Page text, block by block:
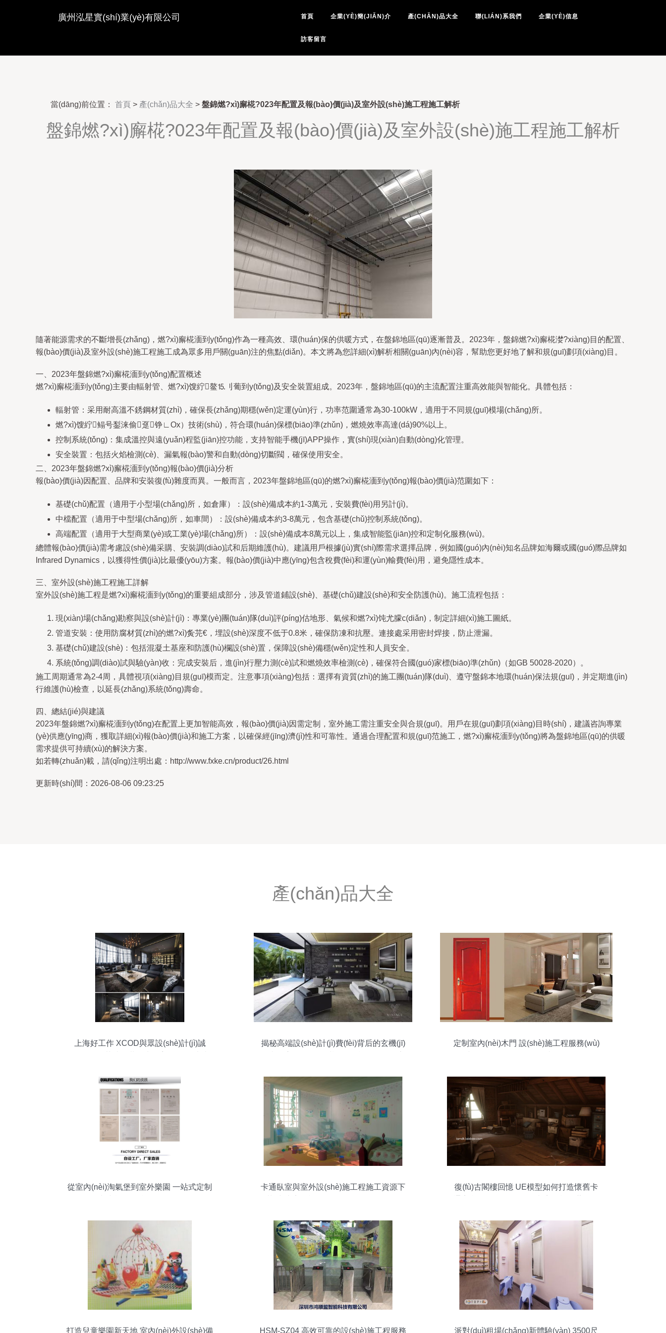
美日无码电影AV-美少妇激情论坛-美腿av影院在线观-美腿丝袜五月天-美腿丝袜中文
字幕-美腿丝袜中文字幕一区-美腿玉足五月天-蜜桃aAV网站-蜜桃AV69-蜜桃av99
廣州泓星實(shí)業(yè)有限公司 首頁 企業(YÈ)簡(JIǍN)介 產(CHǍN)品大全 聯(LIÁN)系我們 企業(YÈ)信息
訪客留言
當(dāng)前位置： 首頁 > 產(chǎn)品大全 > 盤錦燃?xì)廨椛?023年配置及報(bào)價(jià)及室外設(shè)施工程施工解析
盤錦燃?xì)廨椛?023年配置及報(bào)價(jià)及室外設(shè)施工程施工解析
隨著能源需求的不斷增長(zhǎng)，燃?xì)廨椛湎到y(tǒng)作為一種高效、環(huán)保的供暖方式，在盤錦地區(qū)逐漸普及。2023年，盤錦燃?xì)廨椛漤?xiàng)目的配置、
報(bào)價(jià)及室外設(shè)施工程施工成為眾多用戶關(guān)注的焦點(diǎn)。本文將為您詳細(xì)解析相關(guān)內(nèi)容，幫助您更好地了解和規(guī)劃項(xiàng)目。
一、2023年盤錦燃?xì)廨椛湎到y(tǒng)配置概述
燃?xì)廨椛湎到y(tǒng)主要由輻射管、燃?xì)馊紵鳌⒖刂葡到y(tǒng)及安全裝置組成。2023年，盤錦地區(qū)的主流配置注重高效能與智能化。具體包括：
輻射管：采用耐高溫不銹鋼材質(zhì)，確保長(zhǎng)期穩(wěn)定運(yùn)行，功率范圍通常為30-100kW，適用于不同規(guī)模場(chǎng)所。
燃?xì)馊紵鳎号鋫涞偷趸铮∟Ox）技術(shù)，符合環(huán)保標(biāo)準(zhǔn)，燃燒效率高達(dá)90%以上。
控制系統(tǒng)：集成溫控與遠(yuǎn)程監(jiān)控功能，支持智能手機(jī)APP操作，實(shí)現(xiàn)自動(dòng)化管理。
安全裝置：包括火焰檢測(cè)、漏氣報(bào)警和自動(dòng)切斷閥，確保使用安全。
二、2023年盤錦燃?xì)廨椛湎到y(tǒng)報(bào)價(jià)分析
報(bào)價(jià)因配置、品牌和安裝復(fù)雜度而異。一般而言，2023年盤錦地區(qū)的燃?xì)廨椛湎到y(tǒng)報(bào)價(jià)范圍如下：
基礎(chǔ)配置（適用于小型場(chǎng)所，如倉庫）：設(shè)備成本約1-3萬元，安裝費(fèi)用另計(jì)。
中檔配置（適用于中型場(chǎng)所，如車間）：設(shè)備成本約3-8萬元，包含基礎(chǔ)控制系統(tǒng)。
高端配置（適用于大型商業(yè)或工業(yè)場(chǎng)所）：設(shè)備成本8萬元以上，集成智能監(jiān)控和定制化服務(wù)。
總體報(bào)價(jià)需考慮設(shè)備采購、安裝調(diào)試和后期維護(hù)。建議用戶根據(jù)實(shí)際需求選擇品牌，例如國(guó)內(nèi)知名品牌如海爾或國(guó)際品牌如
Infrared Dynamics，以獲得性價(jià)比最優(yōu)方案。報(bào)價(jià)中應(yīng)包含稅費(fèi)和運(yùn)輸費(fèi)用，避免隱性成本。
三、室外設(shè)施工程施工詳解
室外設(shè)施工程是燃?xì)廨椛湎到y(tǒng)的重要組成部分，涉及管道鋪設(shè)、基礎(chǔ)建設(shè)和安全防護(hù)。施工流程包括：
現(xiàn)場(chǎng)勘察與設(shè)計(jì)：專業(yè)團(tuán)隊(duì)評(píng)估地形、氣候和燃?xì)饨尤朦c(diǎn)，制定詳細(xì)施工圖紙。
管道安裝：使用防腐材質(zhì)的燃?xì)夤芫€，埋設(shè)深度不低于0.8米，確保防凍和抗壓。連接處采用密封焊接，防止泄漏。
基礎(chǔ)建設(shè)：包括混凝土基座和防護(hù)欄設(shè)置，保障設(shè)備穩(wěn)定性和人員安全。
系統(tǒng)調(diào)試與驗(yàn)收：完成安裝后，進(jìn)行壓力測(cè)試和燃燒效率檢測(cè)，確保符合國(guó)家標(biāo)準(zhǔn)（如GB 50028-2020）。
施工周期通常為2-4周，具體視項(xiàng)目規(guī)模而定。注意事項(xiàng)包括：選擇有資質(zhì)的施工團(tuán)隊(duì)、遵守盤錦本地環(huán)保法規(guī)，并定期進(jìn)
行維護(hù)檢查，以延長(zhǎng)系統(tǒng)壽命。
四、總結(jié)與建議
2023年盤錦燃?xì)廨椛湎到y(tǒng)在配置上更加智能高效，報(bào)價(jià)因需定制，室外施工需注重安全與合規(guī)。用戶在規(guī)劃項(xiàng)目時(shí)，建議咨詢專業
(yè)供應(yīng)商，獲取詳細(xì)報(bào)價(jià)和施工方案，以確保經(jīng)濟(jì)性和可靠性。通過合理配置和規(guī)范施工，燃?xì)廨椛湎到y(tǒng)將為盤錦地區(qū)的供暖
需求提供可持續(xù)的解決方案。
如若轉(zhuǎn)載，請(qǐng)注明出處：http://www.fxke.cn/product/26.html
更新時(shí)間：2026-08-06 09:23:25
產(chǎn)品大全
上海好工作 XCOD與眾設(shè)計(jì)誠
揭秘高端設(shè)計(jì)費(fèi)背后的玄機(jī)
定制室內(nèi)木門 設(shè)施工程服務(wù)
從室內(nèi)淘氣堡到室外樂園 一站式定制
卡通臥室與室外設(shè)施工程施工資源下
復(fù)古閣樓回憶 UE模型如何打造懷舊卡
打造兒童樂園新天地 室內(nèi)外設(shè)備
HSM-SZ04 高效可靠的設(shè)施工程服務
派對(duì)租場(chǎng)新體驗(yàn) 3500尺